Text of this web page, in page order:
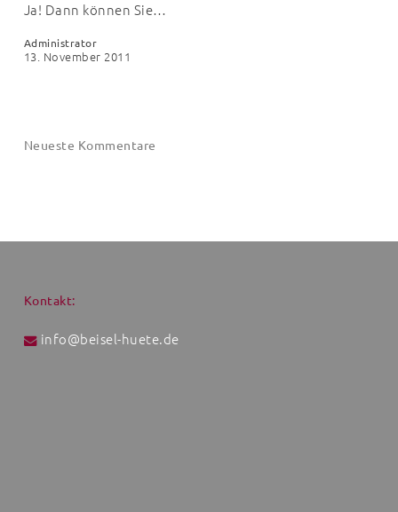
das
die
Ja! Dann können Sie…
Administrator
13. November 2011
Neueste Kommentare
Kontakt:
info@beisel-huete.de